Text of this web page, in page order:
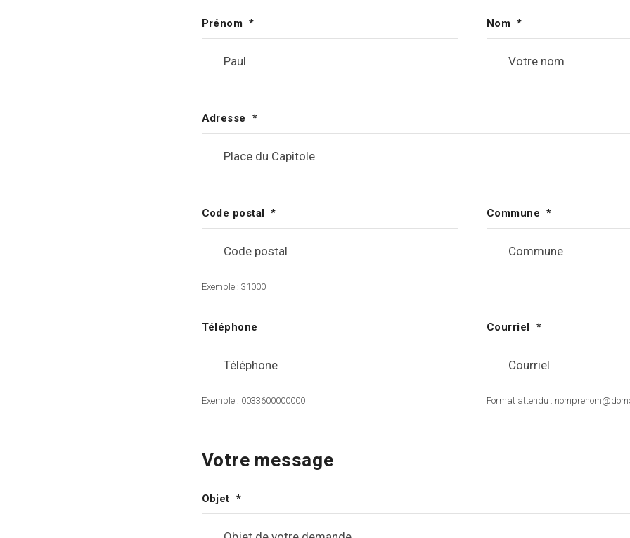
Prénom Nom
Adresse
Code postal
Exemple : 31000
Commune
Téléphone
Exemple : 0033600000000
Courriel
Format attendu :
Votre message
Objet